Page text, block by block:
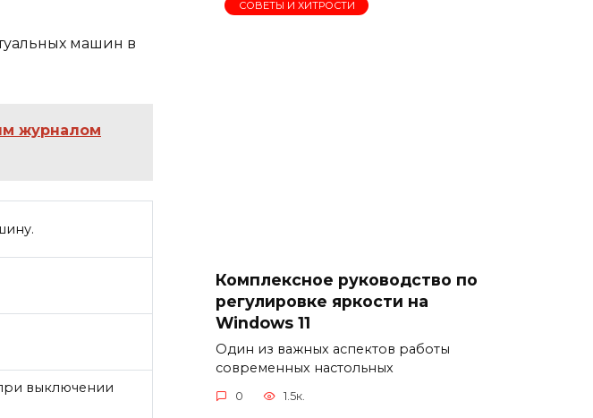
машин в
журналом
выключении
СОВЕТЫ И ХИТРОСТИ
Комплексное руководство по
регулировке яркости на
Windows 11
Один из важных аспектов работы
современных настольных
0 1.5к.